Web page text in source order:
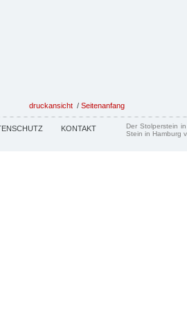
druckansicht / Seitenanfang
KONTAKT
Der Stolperstein
Stein in Hamburg